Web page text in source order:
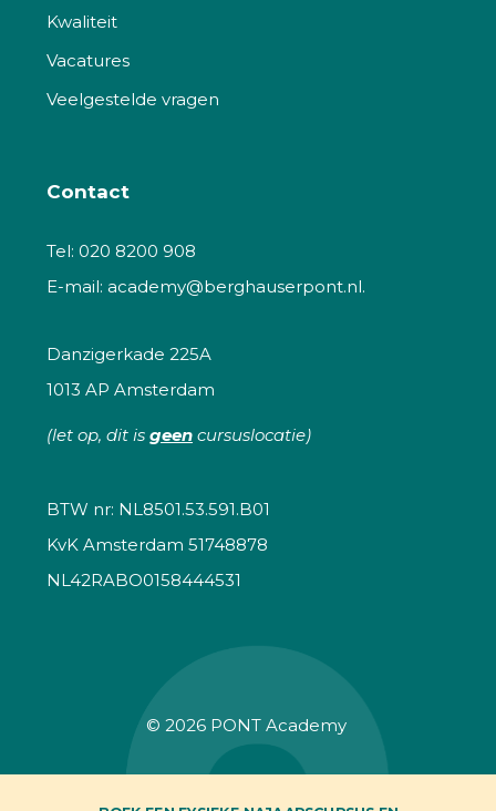
Kwaliteit
Vacatures
Veelgestelde vragen
Contact
Tel: 020 8200 908
E-mail: academy@berghauserpont.nl.
Danzigerkade 225A
1013 AP Amsterdam
(let op, dit is geen cursuslocatie)
BTW nr: NL8501.53.591.B01
KvK Amsterdam 51748878
NL42RABO0158444531
© 2026 PONT Academy